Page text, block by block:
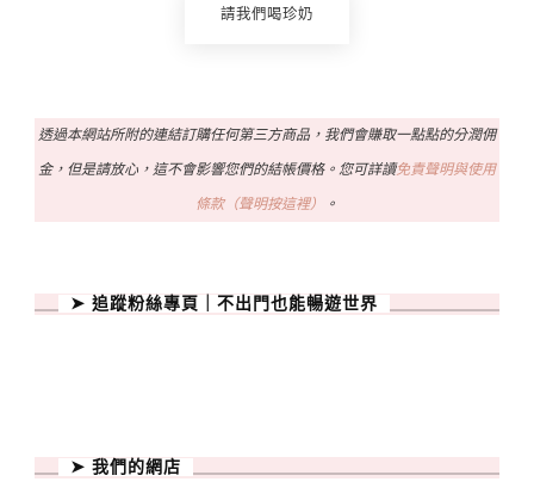
請我們喝珍奶
透過本網站所附的連結訂購任何第三方商品，我們會賺取一點點的分潤佣
金，但是請放心，這不會影響您們的結帳價格。您可詳讀免責聲明與使用
條款（聲明按這裡） 。
➤ 追蹤粉絲專頁｜不出門也能暢遊世界
➤ 我們的網店